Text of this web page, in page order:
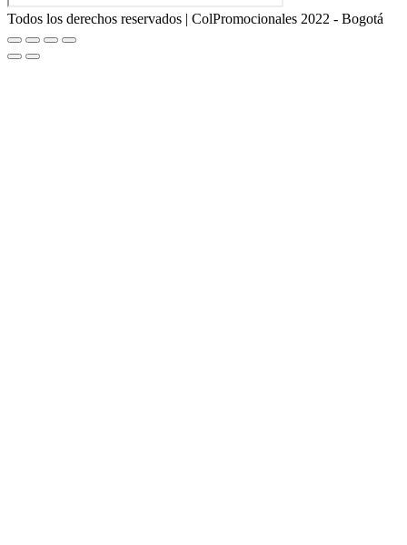
Todos los derechos reservados | ColPromocionales 2022 - Bogotá